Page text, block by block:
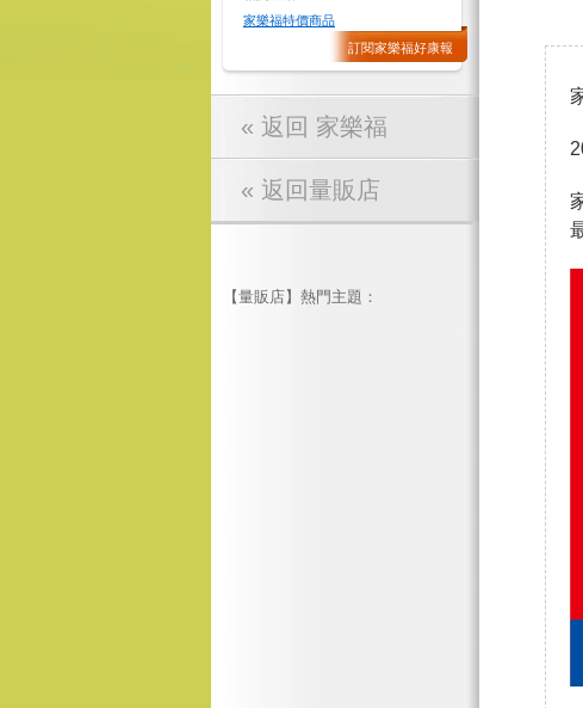
家樂福特價商品
訂閱家樂福好康報
« 返回 家樂福
« 返回量販店
【量販店】熱門主題：